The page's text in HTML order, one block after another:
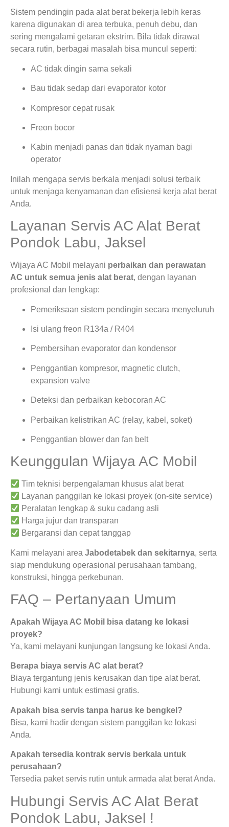
Sistem pendingin pada alat berat bekerja lebih keras
karena digunakan di area terbuka, penuh debu, dan
sering mengalami getaran ekstrim. Bila tidak dirawat
secara rutin, berbagai masalah bisa muncul seperti:
AC tidak dingin sama sekali
Bau tidak sedap dari evaporator kotor
Kompresor cepat rusak
Freon bocor
Kabin menjadi panas dan tidak nyaman bagi
operator
Inilah mengapa servis berkala menjadi solusi terbaik
untuk menjaga kenyamanan dan efisiensi kerja alat berat
Anda.
Layanan Servis AC Alat Berat
Pondok Labu, Jaksel
Wijaya AC Mobil melayani perbaikan dan perawatan
AC untuk semua jenis alat berat, dengan layanan
profesional dan lengkap:
Pemeriksaan sistem pendingin secara menyeluruh
Isi ulang freon R134a / R404
Pembersihan evaporator dan kondensor
Penggantian kompresor, magnetic clutch,
expansion valve
Deteksi dan perbaikan kebocoran AC
Perbaikan kelistrikan AC (relay, kabel, soket)
Penggantian blower dan fan belt
Keunggulan Wijaya AC Mobil
Tim teknisi berpengalaman khusus alat berat
Layanan panggilan ke lokasi proyek (on-site service)
Peralatan lengkap & suku cadang asli
Harga jujur dan transparan
Bergaransi dan cepat tanggap
Kami melayani area Jabodetabek dan sekitarnya, serta
siap mendukung operasional perusahaan tambang,
konstruksi, hingga perkebunan.
FAQ – Pertanyaan Umum
Apakah Wijaya AC Mobil bisa datang ke lokasi
proyek?
Ya, kami melayani kunjungan langsung ke lokasi Anda.
Berapa biaya servis AC alat berat?
Biaya tergantung jenis kerusakan dan tipe alat berat.
Hubungi kami untuk estimasi gratis.
Apakah bisa servis tanpa harus ke bengkel?
Bisa, kami hadir dengan sistem panggilan ke lokasi
Anda.
Apakah tersedia kontrak servis berkala untuk
perusahaan?
Tersedia paket servis rutin untuk armada alat berat Anda.
Hubungi Servis AC Alat Berat
Pondok Labu, Jaksel !